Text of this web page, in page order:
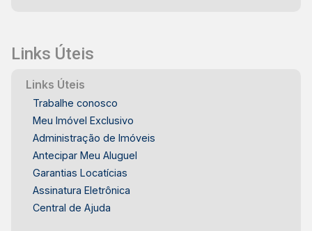
Links Úteis
Links Úteis
Trabalhe conosco
Meu Imóvel Exclusivo
Administração de Imóveis
Antecipar Meu Aluguel
Garantias Locatícias
Assinatura Eletrônica
Central de Ajuda